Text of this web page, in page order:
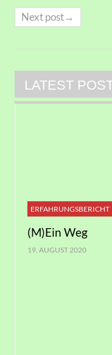
Next post→
LATEST
ERFAHRUNGSBERICHT
(M)Ein Weg
19. AUGUST 2020